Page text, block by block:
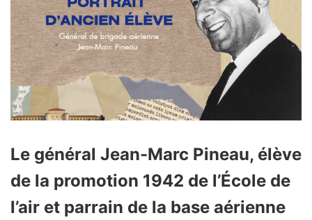
Le général Jean-Marc Pineau, élève
de la promotion 1942 de l’École de
l’air et parrain de la base aérienne